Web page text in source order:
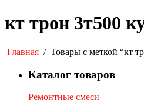
кт трон 3т500
Главная / Товары с меткой “кт
Каталог товаров
Ремонтные смеси